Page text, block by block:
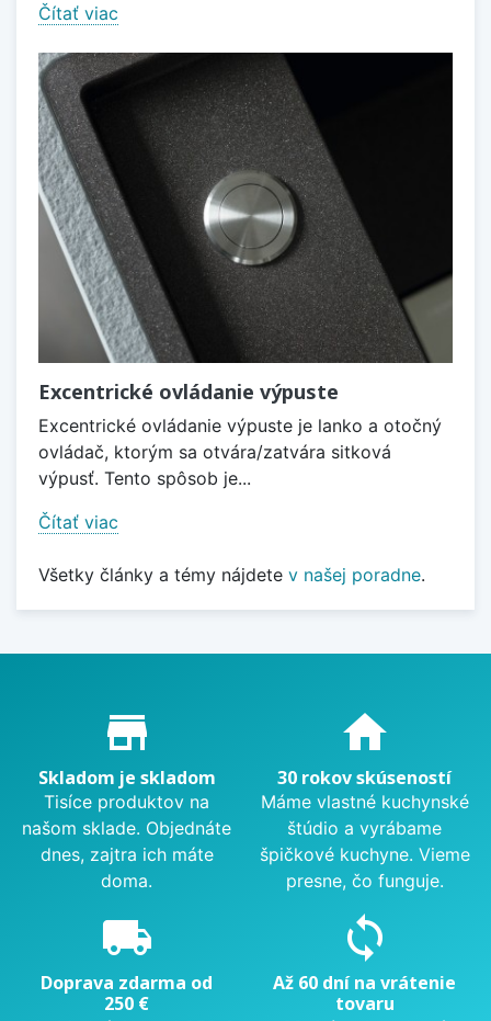
Čítať viac
Excentrické ovládanie výpuste
Excentrické ovládanie výpuste je lanko a otočný
ovládač, ktorým sa otvára/zatvára sitková
výpusť. Tento spôsob je...
Čítať viac
Všetky články a témy nájdete v našej poradne.
Proč nakupovat u nás?
store_mall_directory
Skladom je skladom
Tisíce produktov na
našom sklade. Objednáte
dnes, zajtra ich máte
doma.
home
30 rokov skúseností
Máme vlastné kuchynské
štúdio a vyrábame
špičkové kuchyne. Vieme
presne, čo funguje.
local_shipping
Doprava zdarma od
250 €
sync
Až 60 dní na vrátenie
tovaru